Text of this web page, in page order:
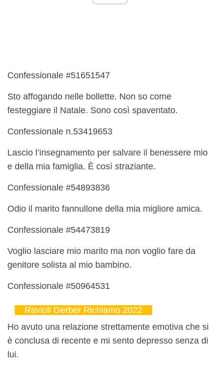
Confessionale #51651547
Sto affogando nelle bollette. Non so come
festeggiare il Natale. Sono così spaventato.
Confessionale n.53419653
Lascio l’insegnamento per salvare il benessere mio
e della mia famiglia. È così straziante.
Confessionale #54893836
Odio il marito fannullone della mia migliore amica.
Confessionale #54473819
Voglio lasciare mio marito ma non voglio fare da
genitore solista al mio bambino.
Confessionale #50964531
Ravioli Gerber Richiamo 2022
Ho avuto una relazione strettamente emotiva che si
è conclusa di recente e mi sento depresso senza di
lui.